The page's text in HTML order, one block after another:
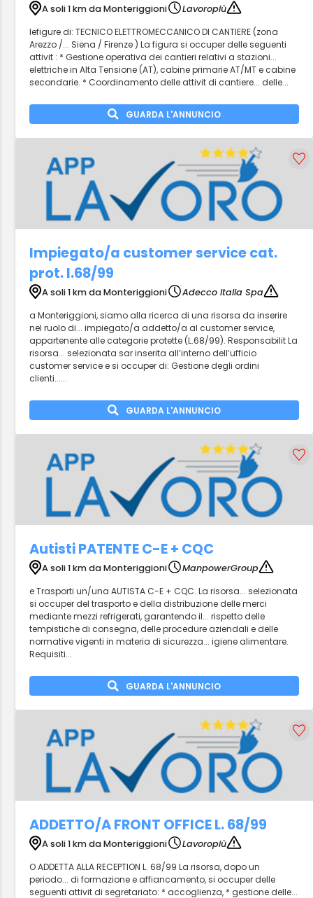
A soli 1 km da Monteriggioni
Lavoropiù
lefigure di: TECNICO ELETTROMECCANICO DI CANTIERE (zona
Arezzo /... Siena / Firenze ) La figura si occuper delle seguenti
attivit : * Gestione operativa dei cantieri relativi a stazioni...
elettriche in Alta Tensione (AT), cabine primarie AT/MT e cabine
secondarie. * Coordinamento delle attivit di cantiere... delle...
GUARDA L'ANNUNCIO
Impiegato/a customer service cat.
prot. l.68/99
A soli 1 km da Monteriggioni
Adecco Italia Spa
a Monteriggioni, siamo alla ricerca di una risorsa da inserire
nel ruolo di... impiegato/a addetto/a al customer service,
appartenente alle categorie protette (L.68/99). Responsabilit La
risorsa... selezionata sar inserita all’interno dell’ufficio
customer service e si occuper di: Gestione degli ordini
clienti......
GUARDA L'ANNUNCIO
Autisti PATENTE C-E + CQC
A soli 1 km da Monteriggioni
ManpowerGroup
e Trasporti un/una AUTISTA C-E + CQC. La risorsa... selezionata
si occuper del trasporto e della distribuzione delle merci
mediante mezzi refrigerati, garantendo il... rispetto delle
tempistiche di consegna, delle procedure aziendali e delle
normative vigenti in materia di sicurezza... igiene alimentare.
Requisiti...
GUARDA L'ANNUNCIO
ADDETTO/A FRONT OFFICE L. 68/99
A soli 1 km da Monteriggioni
Lavoropiù
O ADDETTA ALLA RECEPTION L. 68/99 La risorsa, dopo un
periodo... di formazione e affiancamento, si occuper delle
seguenti attivit di segretariato: * accoglienza, * gestione delle...